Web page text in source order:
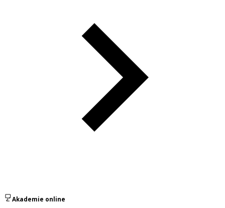
Akademie online